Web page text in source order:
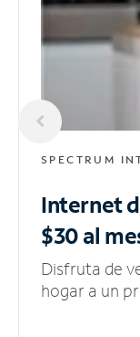
SPECTRUM
Internet
$30 al
Disfruta de
hogar a un